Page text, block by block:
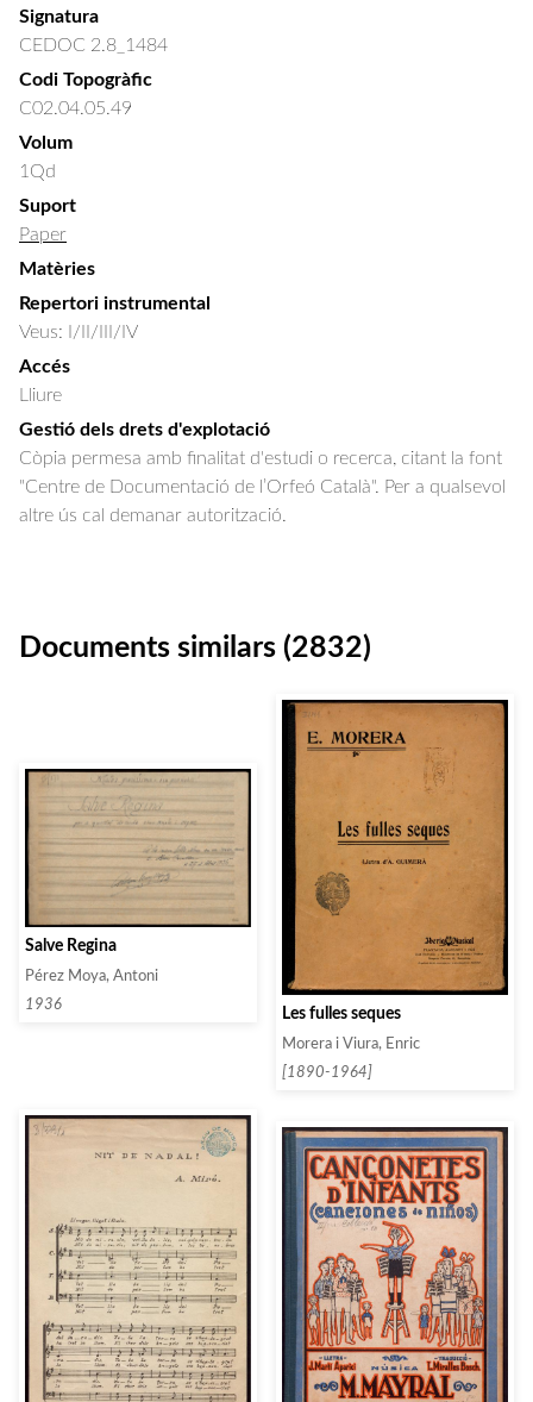
Signatura
CEDOC 2.8_1484
Codi Topogràfic
C02.04.05.49
Volum
1Qd
Suport
Paper
Matèries
Repertori instrumental
Veus: I/II/III/IV
Accés
Lliure
Gestió dels drets d'explotació
Còpia permesa amb finalitat d'estudi o recerca, citant la font
"Centre de Documentació de l’Orfeó Català". Per a qualsevol
altre ús cal demanar autorització.
Documents similars (2832)
Salve Regina
Pérez Moya, Antoni
1936
Les fulles seques
Morera i Viura, Enric
[1890-1964]